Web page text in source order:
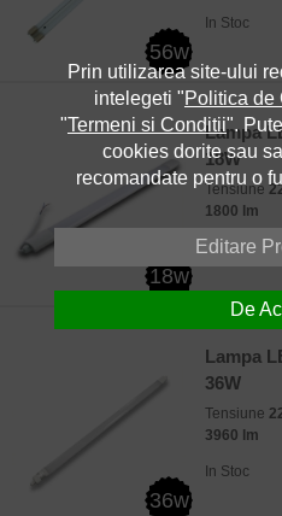
56w
In Stoc
18w
Lampa
18W
Tensiune
1800 lm
In Stoc
36w
Lampa
36W
Tensiune
3960 lm
In Stoc
Prin utilizarea site-ului
intelegeti "Politica de
"Termeni si Conditii".
cookies dorite sau
recomandate pentru o
Editare
De